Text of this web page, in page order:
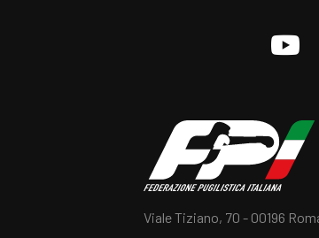
Viale Tiziano, 70 - 00196